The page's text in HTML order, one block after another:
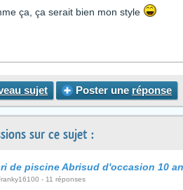
ça, ça serait bien mon style
sujet Poster une réponse
sur ce sujet :
de piscine Abrisud d'occasion 10
- 11 réponses